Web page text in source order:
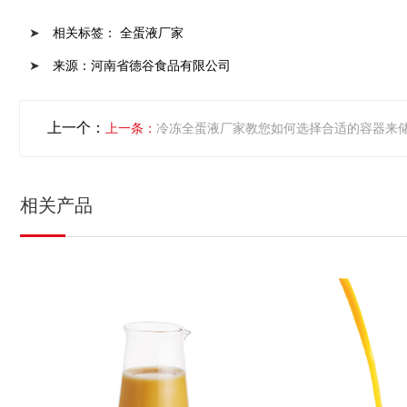
相关标签： 全蛋液厂家
来源： 河南省德谷食品有限公司
上一个： 冷冻全蛋液厂家教您如何选择合适的容器来
相关产品